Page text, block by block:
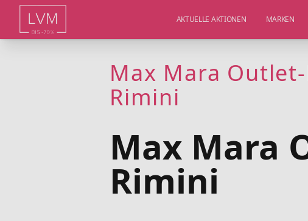
AKTUELLE AKTIONEN MARKEN
Max Mara
Rimini
Max Mara
Rimini